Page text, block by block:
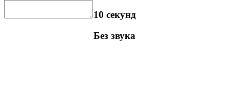
10 секунд
Без звука